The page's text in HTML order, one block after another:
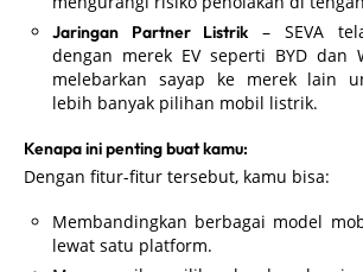
Jaringan Partner Listrik – SEVA
dengan merek EV seperti BYD dan
melebarkan sayap ke merek lain
lebih banyak pilihan mobil listrik.
Kenapa ini penting buat kamu:
Dengan fitur-fitur tersebut, kamu bisa:
Membandingkan berbagai model
lewat satu platform.